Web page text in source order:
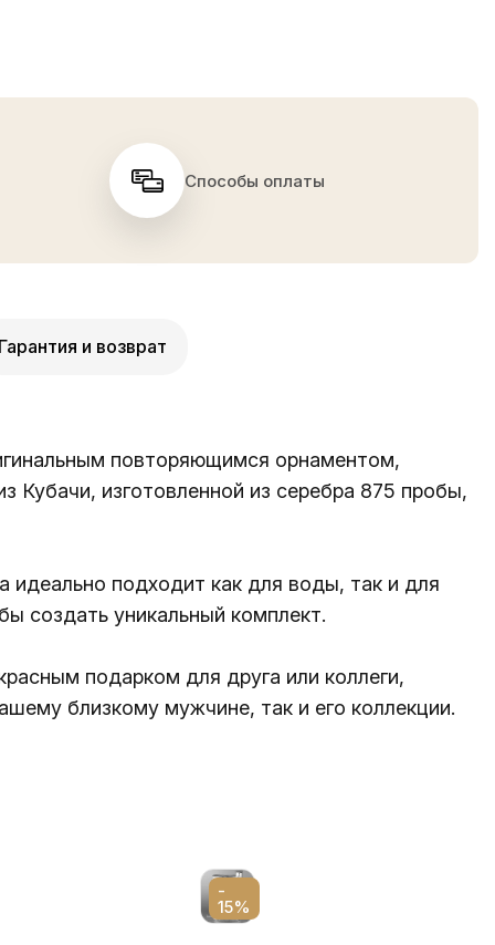
Способы оплаты
Гарантия и возврат
повторяющимся орнаментом,
Кубачи, изготовленной из серебра 875 пробы,
идеально подходит как для воды, так и для
создать уникальный комплект.
подарком для друга или коллеги,
близкому мужчине, так и его коллекции.
-
15%